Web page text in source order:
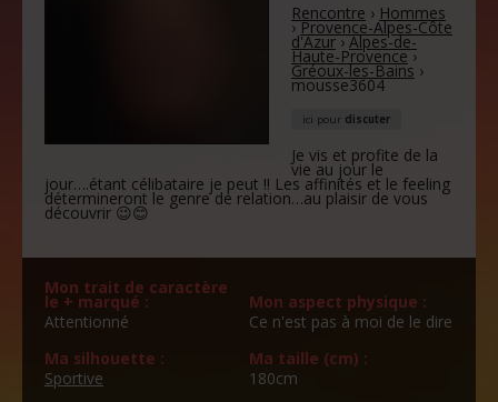
Rencontre › Hommes
›Provence-Alpes-Côte
d'Azur›Alpes-de-
Haute-Provence›
Gréoux-les-Bains ›
mousse3604
ici pour discuter
Je vis et profite de la
vie au jour le
jour….étant célibataire je peut !! Les affinités et le feeling
détermineront le genre de relation…au plaisir de vous
découvrir 😉😊
Mon trait de caractère
le + marqué :
Attentionné
Mon aspect physique :
Ce n'est pas à moi de le dire
Ma silhouette :
Sportive
Ma taille (cm) :
180cm